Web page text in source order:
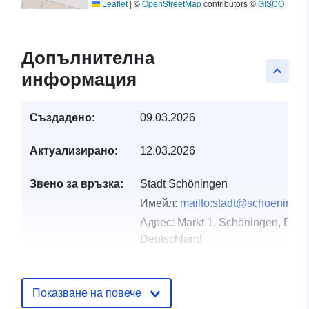
Leaflet | ©OpenStreetMapcontributors ©GISCO
keyboard_arrow_up
Допълнителна
информация
Създадено: 09.03.2026
Актуализирано: 12.03.2026
Звено за връзка:
Stadt Schöningen
Имейл:
Адрес: Markt 1, Schöningen, D-
Deutschland
wohnen/bauleitplanung/
Показване на повече